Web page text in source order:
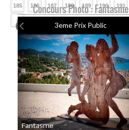
185 186 187 188 189 190 191
»
Concours Photo : Fantasme
3eme Prix Public
Fantasme